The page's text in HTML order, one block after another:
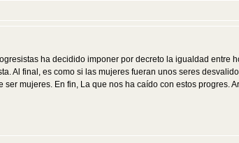
ha decidido imponer por decreto la igualdad entre
Al final, es como si las mujeres fueran unos seres
mujeres. En fin, La que nos ha caído con estos progres.